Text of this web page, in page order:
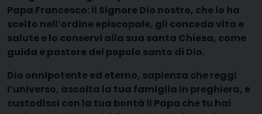
Papa Francesco: il Signore Dio nostro, che lo ha
scelto nell’ordine episcopale, gli conceda vita e
salute e lo conservi alla sua santa Chiesa, come
guida e pastore del popolo santo di Dio.
Dio onnipotente ed eterno, sapienza che reggi
l’universo, ascolta la tua famiglia in preghiera, e
custodisci con la tua bontà il Papa che tu hai